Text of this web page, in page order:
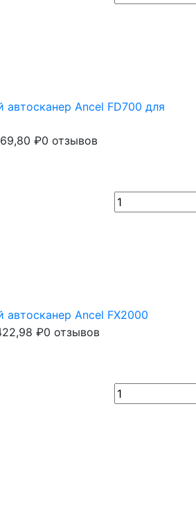
автосканер Ancel FD700 для
₽0 отзывов
автосканер Ancel FX2000
₽0 отзывов